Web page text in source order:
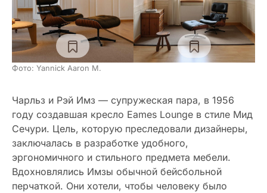
Фото: Yannick Aaron M.
Чарльз и Рэй Имз — супружеская пара, в 1956
году создавшая кресло Eames Lounge в стиле Мид
Сечури. Цель, которую преследовали дизайнеры,
заключалась в разработке удобного,
эргономичного и стильного предмета мебели.
Вдохновлялись Имзы обычной бейсбольной
перчаткой. Они хотели, чтобы человеку было